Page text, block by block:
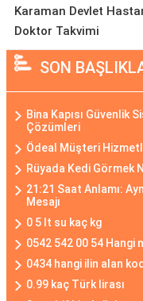
Karaman Devlet
Doktor Takvimi
SON
Bina Kapısı Güvenlik
Çözümleri
Ödeal Müşteri
Rüyada Kedi Görmek
21:21 Saat Anlamı:
Mesajı
0 5 lt su kaç kg
0542 542 00 54 Hangi
0434 hangi ilin alan
0.99 kaç Türk lirası